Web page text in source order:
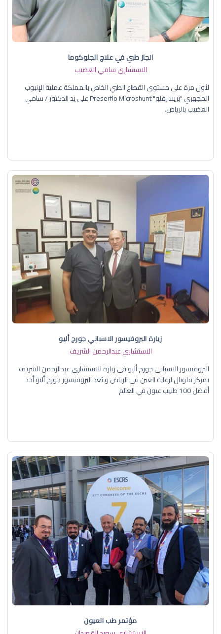
انجاز طبي في علاج الجلوكوما
الاستشاري سامي العضيب
لأول مرة على مستوى القطاع الطبي الخاص بالمملكة عملية الإنبوب
المجهري "بريسرفلو" Preserflo Microshunt على يد الدكتور / سامي
العضيب بالرياض.
زيارة البروفيسور الاسباني جورج أليو
الاستشاري عبدالرحمن الشريف
البروفيسور الاسباني جورج أليو في زيارة للاستشاري عبدالرحمن الشريف
بمركز قلوبال لرعاية العين في الرياض و يُعد البروفيسور جورج أليو أحد
أفضل 100 طبيب عيون في العالم
مؤتمر طب العيون